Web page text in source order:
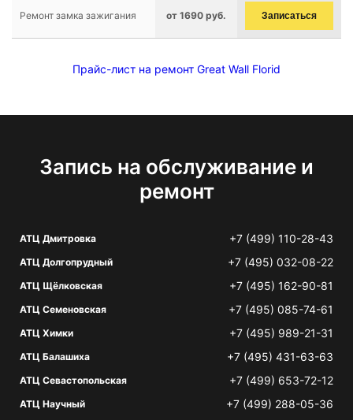
Ремонт замка зажигания от 1690 руб. Записаться
Прайс-лист на ремонт Great Wall Florid
Запись на обслуживание и
ремонт
АТЦ Дмитровка +7 (499) 110-28-43
АТЦ Долгопрудный +7 (495) 032-08-22
АТЦ Щёлковская +7 (495) 162-90-81
АТЦ Семеновская +7 (495) 085-74-61
АТЦ Химки +7 (495) 989-21-31
АТЦ Балашиха +7 (495) 431-63-63
АТЦ Севастопольская +7 (499) 653-72-12
АТЦ Научный +7 (499) 288-05-36